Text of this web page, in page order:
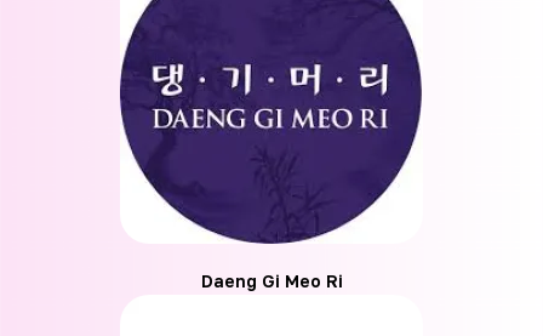
Daeng Gi Meo Ri